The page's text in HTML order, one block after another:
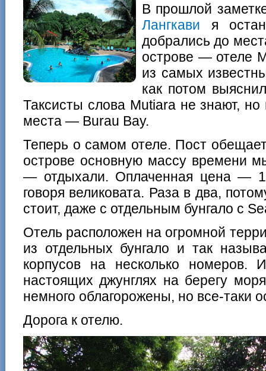
В прошлой
Лангкави я
добрались до
острове — отеле
из самых
как потом
Таксисты слова Mutiara не знают,
места — Burau Bay.
Теперь о самом отеле. Пост
острове основную массу времени
— отдыхали. Оплаченная цена —
говоря великовата. Раза в два,
стоит, даже с отдельным бунгало с
Отель расположен на огромной
из отдельных бунгало и так
корпусов на несколько номеров.
настоящих джунглях на берегу
немного облагорожены, но все-таки
Дорога к отелю.